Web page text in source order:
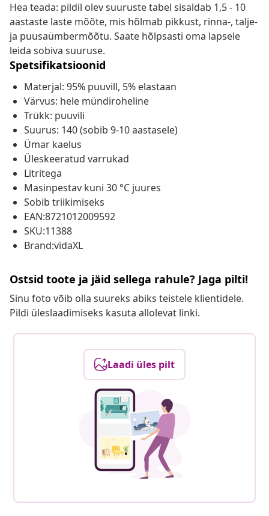
Hea teada: pildil olev suuruste tabel sisaldab 1,5 - 10
aastaste laste mõõte, mis hõlmab pikkust, rinna-, talje-
ja puusaümbermõõtu. Saate hõlpsasti oma lapsele
leida sobiva suuruse.
Spetsifikatsioonid
Materjal: 95% puuvill, 5% elastaan
Värvus: hele mündiroheline
Trükk: puuvili
Suurus: 140 (sobib 9-10 aastasele)
Ümar kaelus
Üleskeeratud varrukad
Litritega
Masinpestav kuni 30 °C juures
Sobib triikimiseks
EAN:8721012009592
SKU:11388
Brand:vidaXL
Ostsid toote ja jäid sellega rahule? Jaga pilti!
Sinu foto võib olla suureks abiks teistele klientidele.
Pildi üleslaadimiseks kasuta allolevat linki.
Laadi üles pilt